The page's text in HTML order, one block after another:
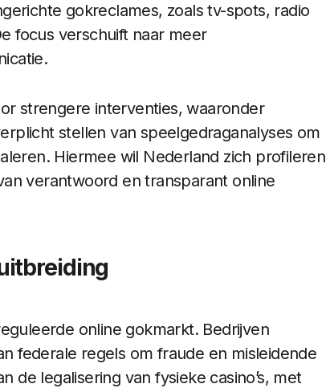
gokreclames, zoals tv-spots, radio
focus verschuift naar meer
strengere interventies, waaronder
stellen van speelgedraganalyses om
Hiermee wil Nederland zich profileren
verantwoord en transparant online
online gokmarkt. Bedrijven
federale regels om fraude en misleidende
de legalisering van fysieke casino’s, met